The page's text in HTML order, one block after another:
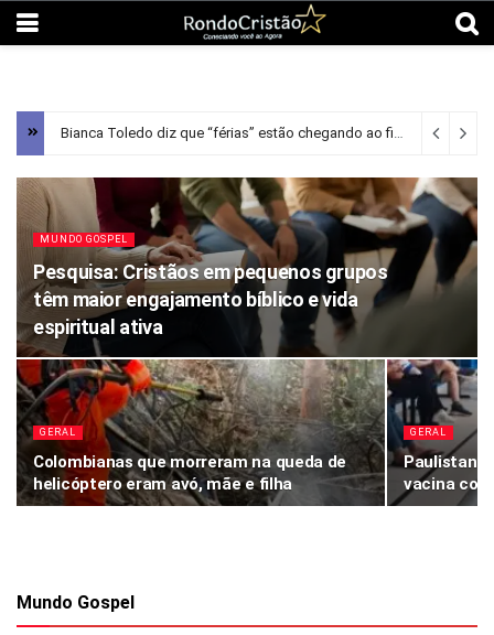
Bianca Toledo diz que “férias” estão chegando ao fim após aprender sobre “discrição” na Bíblia; Assista
MUNDO GOSPEL
Pesquisa: Cristãos em pequenos grupos
têm maior engajamento bíblico e vida
espiritual ativa
GERAL
Colombianas que morreram na queda de
helicóptero eram avó, mãe e filha
GERAL
vacina
Mundo Gospel